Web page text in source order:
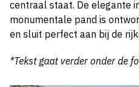
centraal staat. De elegante
monumentale pand is
en sluit perfect aan bij de
*Tekst gaat verder onder de